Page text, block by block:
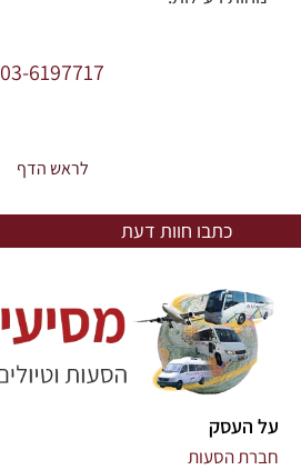
03-6197717
לראש הדף
כתבו חוות דעת
על העסק
חברת הסעות